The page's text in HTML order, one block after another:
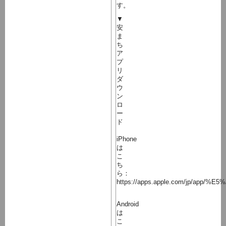
す。
▼
安
ま
ち
ア
プ
リ
ダ
ウ
ン
ロ
ー
ド
iPhone
は
こ
ち
ら：
https://apps.apple.com/jp/app/
Android
は
こ